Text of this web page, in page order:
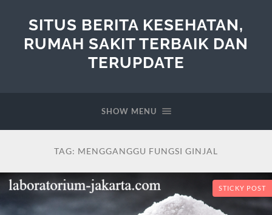
SITUS BERITA KESEHATAN,
RUMAH SAKIT TERBAIK DAN
TERUPDATE
SHOW MENU
TAG: MENGGANGGU FUNGSI GINJAL
STICKY POST